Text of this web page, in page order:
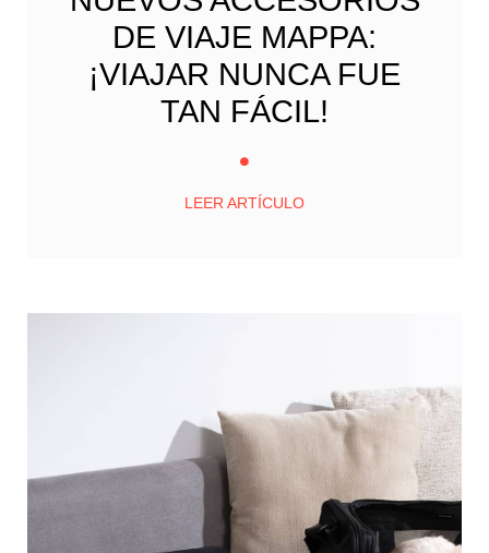
DE VIAJE MAPPA:
¡VIAJAR NUNCA FUE
TAN FÁCIL!
LEER ARTÍCULO